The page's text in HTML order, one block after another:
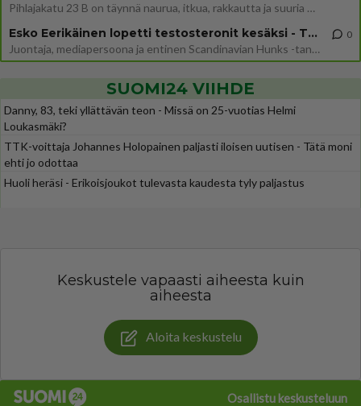
Pihlajakatu 23 B on täynnä naurua, itkua, rakkautta ja suuria salaisuuksia. Suomalaisten yksi pitkäikäisimmistä draamas
Esko Eerikäinen lopetti testosteronit kesäksi - Tämä ikävä vaikutus iski heti
Juontaja, mediapersoona ja entinen Scandinavian Hunks -tanssija Esko Eerikäinen on tunnettu avoimuudestaan. Nyt Eerikäi
0
SUOMI24 VIIHDE
Danny, 83, teki yllättävän teon - Missä on 25-vuotias Helmi
Loukasmäki?
TTK-voittaja Johannes Holopainen paljasti iloisen uutisen - Tätä moni
ehti jo odottaa
Huoli heräsi - Erikoisjoukot tulevasta kaudesta tyly paljastus
Keskustele vapaasti aiheesta kuin
aiheesta
Aloita keskustelu
Osallistu keskusteluun